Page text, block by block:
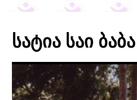
სატია საი ბაბა